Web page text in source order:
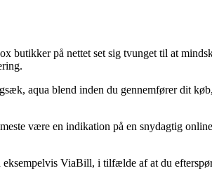
butikker på nettet set sig tvunget til at
aqua blend inden du gennemfører dit
være en indikation på en snydagtig
ViaBill, i tilfælde af at du